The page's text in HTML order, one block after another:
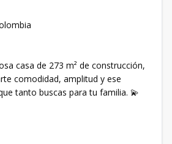
casa de 273 m² de construcción,
comodidad, amplitud y ese
tanto buscas para tu familia. 💫